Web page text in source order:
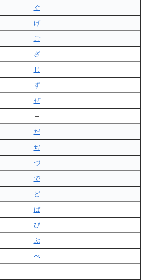
ぐ
げ
ご
ざ
じ
ず
ぜ
–
だ
ぢ
づ
で
ど
ば
び
ぶ
べ
–